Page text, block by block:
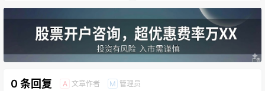
0 条回复 A 文章作者 M 管理员